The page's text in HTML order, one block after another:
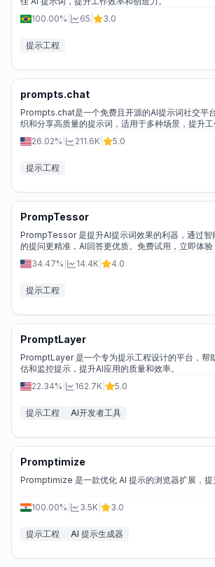
100.00%
65 3.0
提示工程
prompts.chat
Prompts.chat是一个免费且开源的AI提示词社交平
织和分享高质量的提示词，适用于多种场景，提升工
26.02%
211.6K 5.0
提示工程
PrompTessor
PrompTessor 是提升AI提示词效果的利器，通过智
的提问更精准，AI回答更优质。免费试用，立即体验
34.47%
14.4K 4.0
提示工程
PromptLayer
PromptLayer 是一个专为提示工程设计的平台，帮
估和监控提示，提升AI应用的质量和效率。
22.34%
162.7K 5.0
提示工程 AI开发者工具
Promptimize
Promptimize 是一款优化 AI 提示的浏览器扩展，提
100.00% 3.5K 3.0
提示工程 AI 提示生成器